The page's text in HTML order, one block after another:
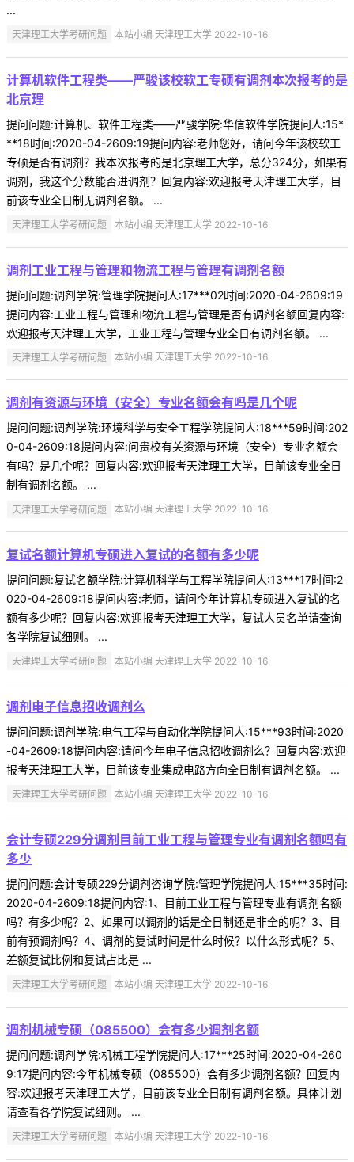
...
天津理工大学考研问题 本站小编 天津理工大学 2022-10-16
计算机软件工程类——严骏该校软工专硕有调剂本次报考的是
北京理
提问问题:计算机、软件工程类——严骏学院:华信软件学院提问人:15*
**18时间:2020-04-2609:19提问内容:老师您好，请问今年该校软工
专硕是否有调剂？我本次报考的是北京理工大学，总分324分，如果有
调剂，我这个分数能否进调剂？回复内容:欢迎报考天津理工大学，目
前该专业全日制无调剂名额。 ...
天津理工大学考研问题 本站小编 天津理工大学 2022-10-16
调剂工业工程与管理和物流工程与管理有调剂名额
提问问题:调剂学院:管理学院提问人:17***02时间:2020-04-2609:19
提问内容:工业工程与管理和物流工程与管理是否有调剂名额回复内容:
欢迎报考天津理工大学，工业工程与管理专业全日有调剂名额。 ...
天津理工大学考研问题 本站小编 天津理工大学 2022-10-16
调剂有资源与环境（安全）专业名额会有吗是几个呢
提问问题:调剂学院:环境科学与安全工程学院提问人:18***59时间:202
0-04-2609:18提问内容:问贵校有关资源与环境（安全）专业名额会
有吗？是几个呢？回复内容:欢迎报考天津理工大学，目前该专业全日
制有调剂名额。 ...
天津理工大学考研问题 本站小编 天津理工大学 2022-10-16
复试名额计算机专硕进入复试的名额有多少呢
提问问题:复试名额学院:计算机科学与工程学院提问人:13***17时间:2
020-04-2609:18提问内容:老师，请问今年计算机专硕进入复试的名
额有多少呢？回复内容:欢迎报考天津理工大学，复试人员名单请查询
各学院复试细则。 ...
天津理工大学考研问题 本站小编 天津理工大学 2022-10-16
调剂电子信息招收调剂么
提问问题:调剂学院:电气工程与自动化学院提问人:15***93时间:2020
-04-2609:18提问内容:请问今年电子信息招收调剂么？回复内容:欢迎
报考天津理工大学，目前该专业集成电路方向全日制有调剂名额。 ...
天津理工大学考研问题 本站小编 天津理工大学 2022-10-16
会计专硕229分调剂目前工业工程与管理专业有调剂名额吗有
多少
提问问题:会计专硕229分调剂咨询学院:管理学院提问人:15***35时间:
2020-04-2609:18提问内容:1、目前工业工程与管理专业有调剂名额
吗？有多少呢？2、如果可以调剂的话是全日制还是非全的呢？3、目
前有预调剂吗？4、调剂的复试时间是什么时候？以什么形式呢？5、
差额复试比例和复试占比是 ...
天津理工大学考研问题 本站小编 天津理工大学 2022-10-16
调剂机械专硕（085500）会有多少调剂名额
提问问题:调剂学院:机械工程学院提问人:17***25时间:2020-04-260
9:17提问内容:今年机械专硕（085500）会有多少调剂名额？回复内
容:欢迎报考天津理工大学，目前该专业全日制有调剂名额。具体计划
请查看各学院复试细则。 ...
天津理工大学考研问题 本站小编 天津理工大学 2022-10-16